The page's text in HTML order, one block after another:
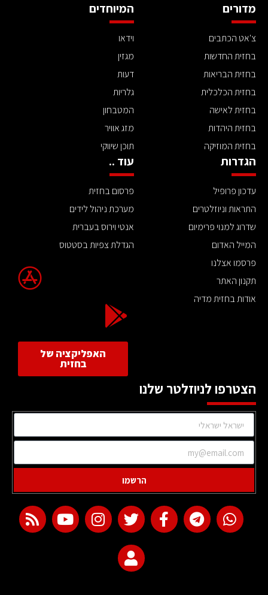
מדורים
צ'אט הכתבים
בחזית החדשות
בחזית הבריאות
בחזית הכלכלית
בחזית לאישה
בחזית היהדות
בחזית המוזיקה
המיוחדים
וידאו
מגזין
דעות
גלריות
המטבחון
מזג אוויר
תוכן שיווקי
הגדרות
עדכון פרופיל
התראות וניוזלטרים
שדרוג למנוי פרימיום
המייל האדום
פרסמו אצלנו
תקנון האתר
אודות בחזית מדיה
עוד ..
פרסום בחזית
מערכת ניהול לידים
אנטי וירוס בעברית
הגדלת צפיות בסטטוס
האפליקציה של
בחזית
הצטרפו לניוזלטר שלנו
הרשמו